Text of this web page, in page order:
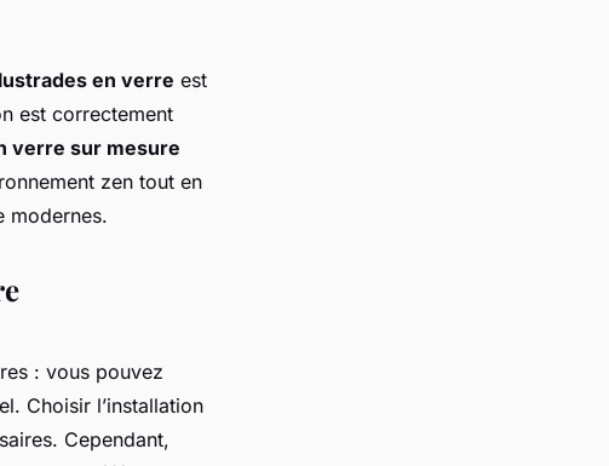
en verre est
est correctement
verre sur mesure
zen tout en
modernes.
: vous pouvez
Choisir l’installation
Cependant,